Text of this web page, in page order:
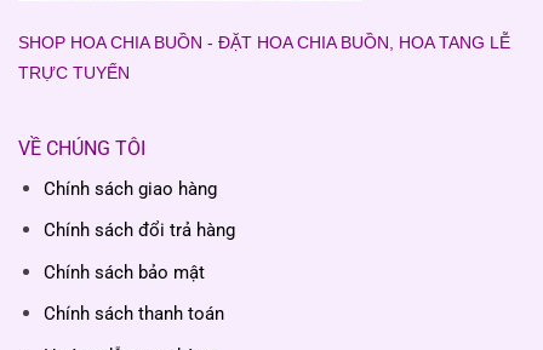
SHOP HOA CHIA BUỒN - ĐẶT HOA CHIA BUỒN, HOA TANG LỄ
TRỰC TUYẾN
VỀ CHÚNG TÔI
Chính sách giao hàng
Chính sách đổi trả hàng
Chính sách bảo mật
Chính sách thanh toán